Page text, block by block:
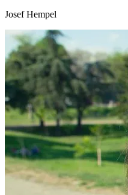
Josef Hempel